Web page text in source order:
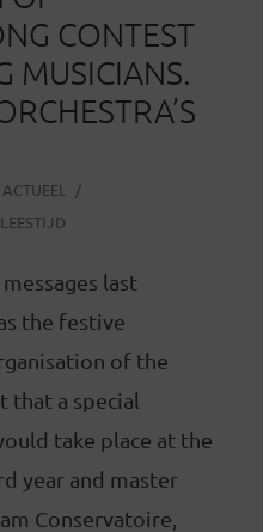
CONTEST
MUSICIANS.
ACTUEEL
last
the festive
of the
that a special
take place at the
year and master
Conservatoire,